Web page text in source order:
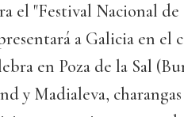
el "Festival Nacional de
a Galicia en el
en Poza de la Sal
y Madialeva,